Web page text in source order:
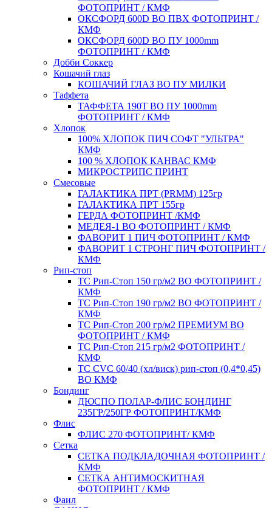
ФОТОПРИНТ / КМФ
ОКСФОРД 600D ВО ПВХ ФОТОПРИНТ /
КМФ
ОКСФОРД 600D ВО ПУ 1000mm
ФОТОПРИНТ / КМФ
Добби Соккер
Кошачий глаз
КОШАЧИЙ ГЛАЗ ВО ПУ МИЛКИ
Таффета
ТАФФЕТА 190T ВО ПУ 1000mm
ФОТОПРИНТ / КМФ
Хлопок
100% ХЛОПОК ПИЧ СОФТ "УЛЬТРА"
КМФ
100 % ХЛОПОК КАНВАС КМФ
МИКРОСТРИПС ПРИНТ
Смесовые
ГАЛАКТИКА ПРТ (PRMM) 125гр
ГАЛАКТИКА ПРТ 155гр
ГЕРДА ФОТОПРИНТ /КМФ
МЕДЕЯ-1 ВО ФОТОПРИНТ / КМФ
ФАВОРИТ 1 ПИЧ ФОТОПРИНТ / КМФ
ФАВОРИТ 1 СТРОНГ ПИЧ ФОТОПРИНТ /
КМФ
Рип-стоп
TC Рип-Стоп 150 гр/м2 ВО ФОТОПРИНТ /
КМФ
TC Рип-Стоп 190 гр/м2 ВО ФОТОПРИНТ /
КМФ
TC Рип-Стоп 200 гр/м2 ПРЕМИУМ ВО
ФОТОПРИНТ / КМФ
TC Рип-Стоп 215 гр/м2 ФОТОПРИНТ /
КМФ
ТС CVC 60/40 (хл/виск) рип-стоп (0,4*0,45)
ВО КМФ
Бондинг
ДЮСПО ПОЛАР-ФЛИС БОНДИНГ
235ГР/250ГР ФОТОПРИНТ/КМФ
Флис
ФЛИС 270 ФОТОПРИНТ/ КМФ
Сетка
СЕТКА ПОДКЛАДОЧНАЯ ФОТОПРИНТ /
КМФ
СЕТКА АНТИМОСКИТНАЯ
ФОТОПРИНТ / КМФ
Фаил